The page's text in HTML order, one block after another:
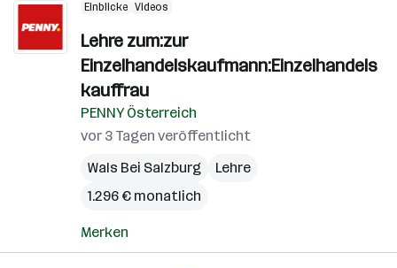
Einblicke Videos
Lehre zum:zur
Einzelhandelskaufmann:Einzelhandels
kauffrau
PENNY Österreich
vor 3 Tagen veröffentlicht
Wals Bei Salzburg
Lehre
1.296 € monatlich
Merken